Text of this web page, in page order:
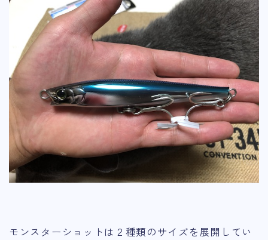
モンスターショットは２種類のサイズを展開してい